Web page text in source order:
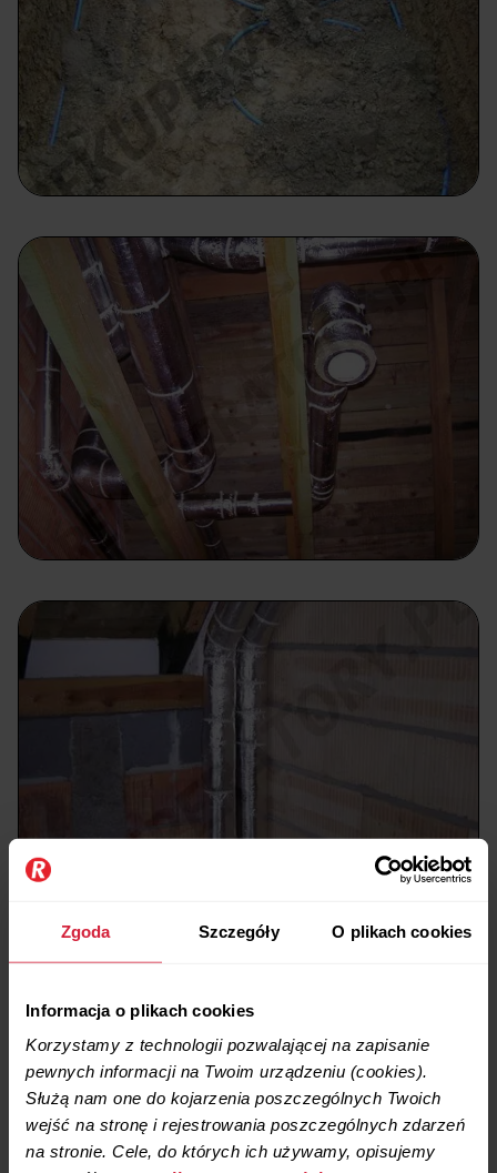
Zgoda Szczegóły O plikach cookies
Informacja o plikach cookies
Korzystamy z technologii pozwalającej na zapisanie
pewnych informacji na Twoim urządzeniu (cookies).
Służą nam one do kojarzenia poszczególnych Twoich
wejść na stronę i rejestrowania poszczególnych zdarzeń
na stronie. Cele, do których ich używamy, opisujemy